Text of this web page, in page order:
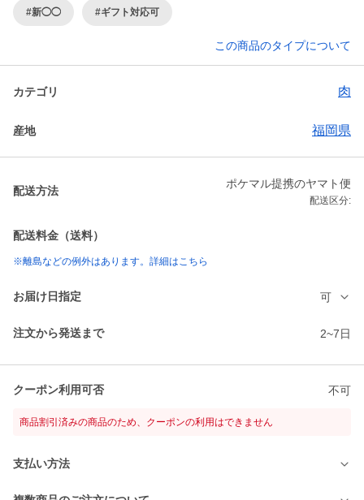
#新◯◯ #ギフト対応可
この商品のタイプについて
カテゴリ 肉
産地 福岡県
配送方法
ポケマル提携のヤマト便
配送区分:
配送料金（送料）
※離島などの例外はあります。詳細はこちら
お届け日指定 可
注文から発送まで 2~7日
クーポン利用可否 不可
商品割引済みの商品のため、クーポンの利用はできません
支払い方法